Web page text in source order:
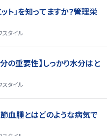
ト」を知ってますか？管理栄
スタイル
の重要性】しっかり水分はと
スタイル
節血腫とはどのような病気で